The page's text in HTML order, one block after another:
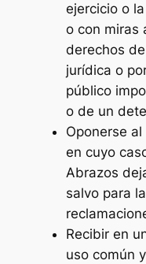
ejercicio o
o con miras
derechos
jurídica o
público
o de un
Oponerse
en cuyo
Abrazos
salvo para
Recibir en
uso común